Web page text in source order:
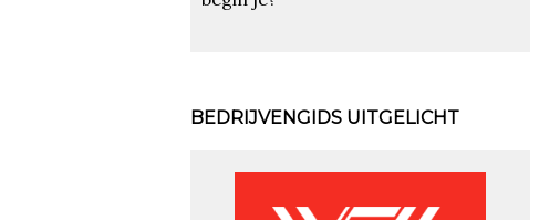
BEDRIJVENGIDS UITGELICHT